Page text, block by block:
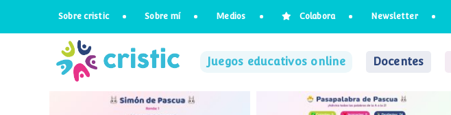
Sobre cristic Sobre mí Medios Colabora Newsletter
Juegos educativos online Docentes